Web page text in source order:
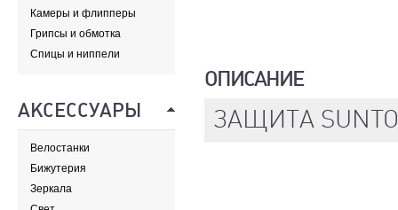
Камеры и флипперы
Грипсы и обмотка
Спицы и ниппели
АКСЕССУАРЫ
Велостанки
Бижутерия
Зеркала
ОПИСАНИЕ
ЗАЩИТА